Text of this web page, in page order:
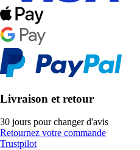
Livraison et retour
30 jours pour changer d'avis
Retournez votre commande
Trustpilot